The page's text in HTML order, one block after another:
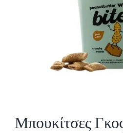
Μπουκίτσες